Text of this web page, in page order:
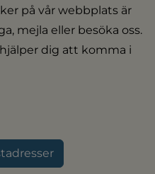
på vår webbplats är
mejla eller besöka oss.
dig att komma i